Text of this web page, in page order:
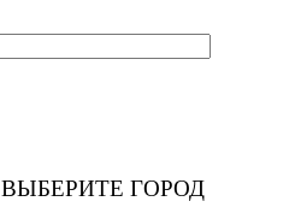
ВЫБЕРИТЕ ГОРОД